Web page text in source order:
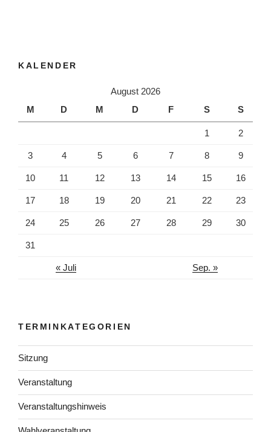
KALENDER
August 2026
M
D M D F S S
1 2
3 4 5 6 7 8 9
10 11 12 13 14 15 16
17 18 19 20 21 22 23
24 25 26 27 28 29 30
31
« Juli Sep. »
TERMINKATEGORIEN
Sitzung
Veranstaltung
Veranstaltungshinweis